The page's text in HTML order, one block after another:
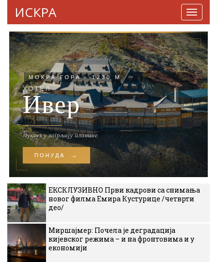
ИСКРА
ЕКСКЛУЗИВНО Први кадрови са снимања
новог филма Емира Кустурице /четврти
део/
Миршајмер: Почела је деградација
кијевског режима – и на фронтовима и у
економији